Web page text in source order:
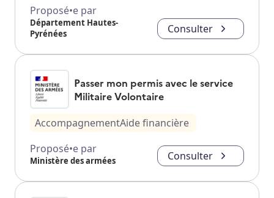
Proposé•e par
Département Hautes-
Pyrénées
Consulter
Passer mon permis avec le service
Militaire Volontaire
AccompagnementAide financière
Proposé•e par
Ministère des armées Consulter